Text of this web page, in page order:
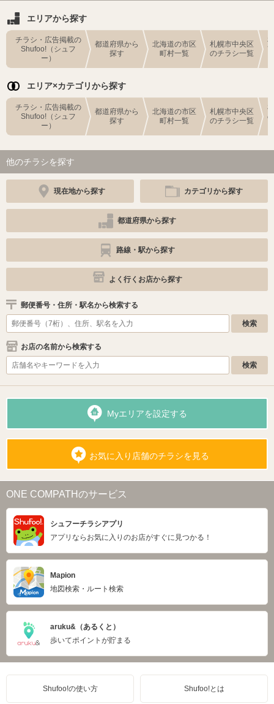
エリアから探す
チラシ・広告掲載の
Shufoo!（シュフ
ー）
都道府県から
探す
北海道の市区
町村一覧
札幌市中央区
のチラシ一覧
エリア×カテゴリから探す
チラシ・広告掲載の
Shufoo!（シュフ
ー）
都道府県から
探す
北海道の市区
町村一覧
札幌市中央区
のチラシ一覧
他のチラシを探す
現在地から探す カテゴリから探す
都道府県から探す
路線・駅から探す
よく行くお店から探す
郵便番号・住所・駅名から検索する
お店の名前から検索する
Myエリアを設定する
お気に入り店舗のチラシを見る
ONE COMPATHのサービス
シュフーチラシアプリ
アプリならお気に入りのお店がすぐに見つかる！
Mapion
地図検索・ルート検索
aruku&（あるくと）
歩いてポイントが貯まる
Shufoo!の使い方 Shufoo!とは